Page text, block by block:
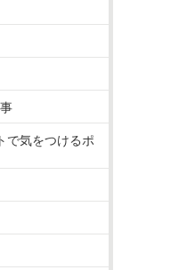
で気をつけるポ